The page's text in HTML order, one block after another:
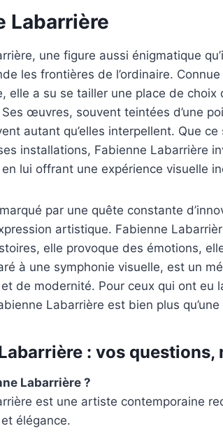
Labarrière
une figure aussi énigmatique
les frontières de l’ordinaire.
elle a su se tailler une place de choix
œuvres, souvent teintées d’une
autant qu’elles interpellent. Que
installations, Fabienne Labarrière
lui offrant une expérience visuelle
par une quête constante
artistique. Fabienne
elle provoque des émotions,
à une symphonie visuelle, est un
de modernité. Pour ceux qui ont eu
Labarrière est bien plus
: vos questions,
Labarrière ?
est une artiste contemporaine
élégance.